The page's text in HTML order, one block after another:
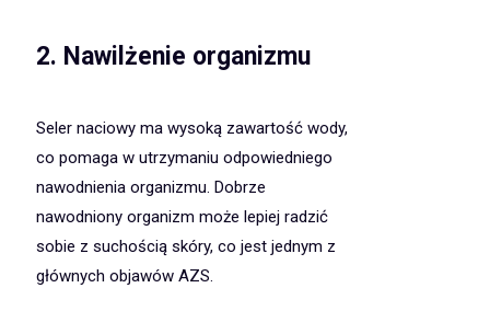
2. Nawilżenie organizmu
Seler naciowy ma wysoką zawartość wody,
co pomaga w utrzymaniu odpowiedniego
nawodnienia organizmu. Dobrze
nawodniony organizm może lepiej radzić
sobie z suchością skóry, co jest jednym z
głównych objawów AZS.